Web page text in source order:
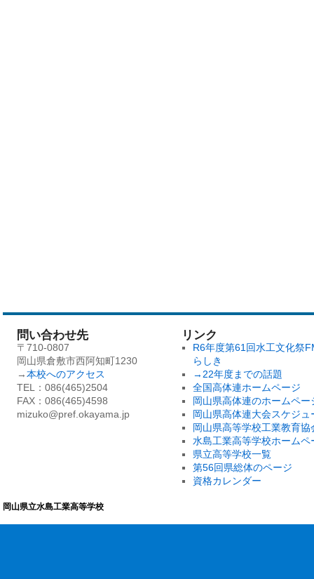
問い合わせ先
〒710-0807
岡山県倉敷市西阿知町1230
→本校へのアクセス
TEL：086(465)2504
FAX：086(465)4598
mizuko@pref.okayama.jp
リンク
R6年度第61回水工文化祭
らしき
→22年度までの話題
全国高体連ホームページ
岡山県高体連のホームペー
岡山県高体連大会スケジュ
岡山県高等学校工業教育協
水島工業高等学校ホームペ
県立高等学校一覧
第56回県総体のページ
資格カレンダー
岡山県立水島工業高等学校